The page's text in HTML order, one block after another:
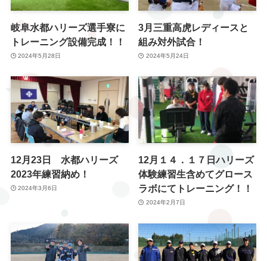
岐阜水都ハリーズ選手寮に
トレーニング設備完成！！
2024年5月28日
3月三重高虎レディースと
組み対外試合！
2024年5月24日
12月23日 水都ハリーズ
2023年練習納め！
2024年3月6日
12月１４．１７日ハリーズ
体験練習生含めてグロース
ラボにてトレーニング！！
2024年2月7日